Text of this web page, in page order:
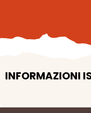
INFORMAZIONI